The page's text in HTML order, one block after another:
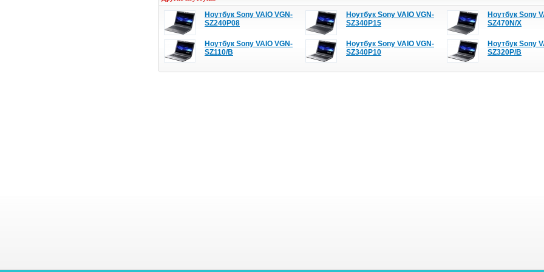
Ноутбук Sony VAIO VGN-
SZ240P08
Ноутбук Sony VAIO VGN-
SZ340P15
Ноутбук Sony
SZ470N/X
Ноутбук Sony VAIO VGN-
SZ110/B
Ноутбук Sony VAIO VGN-
SZ340P10
Ноутбук Sony
SZ320P/B